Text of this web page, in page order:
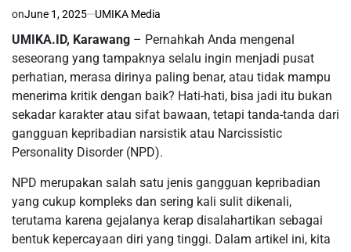
onJune 1, 2025 UMIKA Media
UMIKA.ID, Karawang – Pernahkah Anda mengenal
seseorang yang tampaknya selalu ingin menjadi pusat
perhatian, merasa dirinya paling benar, atau tidak mampu
menerima kritik dengan baik? Hati-hati, bisa jadi itu bukan
sekadar karakter atau sifat bawaan, tetapi tanda-tanda dari
gangguan kepribadian narsistik atau Narcissistic
Personality Disorder (NPD).
NPD merupakan salah satu jenis gangguan kepribadian
yang cukup kompleks dan sering kali sulit dikenali,
terutama karena gejalanya kerap disalahartikan sebagai
bentuk kepercayaan diri yang tinggi. Dalam artikel ini, kita